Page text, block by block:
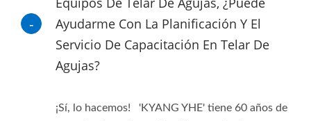
Ayudarme Con La Planificación Y El
Servicio De Capacitación En Telar De
Agujas?
¡Sí, lo hacemos! 'KYANG YHE' tiene 60 años de